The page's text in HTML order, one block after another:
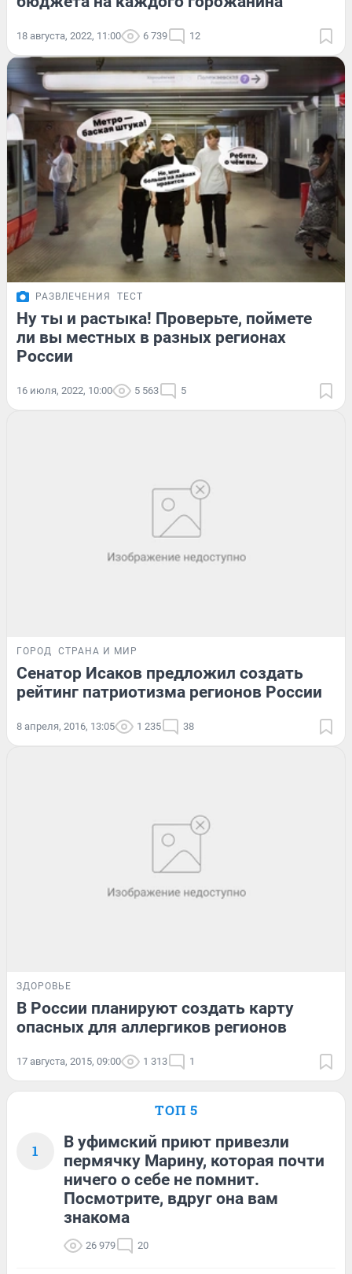
18 августа, 2022, 11:00 6 739 12
РАЗВЛЕЧЕНИЯ ТЕСТ
Ну ты и растыка! Проверьте, поймете
ли вы местных в разных регионах
России
16 июля, 2022, 10:00 5 563 5
ГОРОД СТРАНА И МИР
Сенатор Исаков предложил создать
рейтинг патриотизма регионов России
8 апреля, 2016, 13:05 1 235 38
ЗДОРОВЬЕ
В России планируют создать карту
опасных для аллергиков регионов
17 августа, 2015, 09:00 1 313 1
ТОП 5
1
В уфимский приют привезли
пермячку Марину, которая почти
ничего о себе не помнит.
Посмотрите, вдруг она вам
знакома
26 979 20